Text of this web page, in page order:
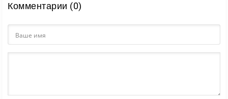
Комментарии (0)